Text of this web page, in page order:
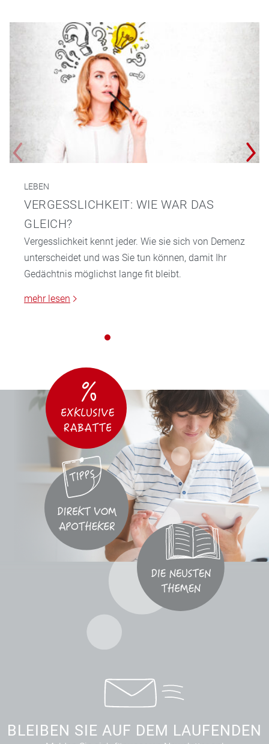
LEBEN
VERGESSLICHKEIT: WIE WAR DAS
GLEICH?
Vergesslichkeit kennt jeder. Wie sie sich von Demenz
unterscheidet und was Sie tun können, damit Ihr
Gedächtnis möglichst lange fit bleibt.
mehr lesen
BLEIBEN SIE AUF DEM LAUFENDEN